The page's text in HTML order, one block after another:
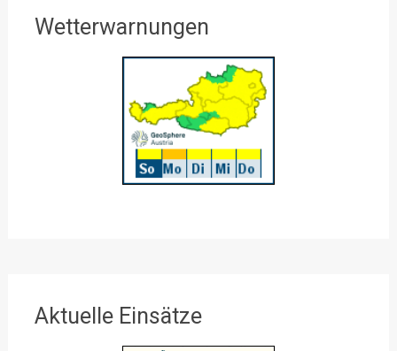
Wetterwarnungen
Aktuelle Einsätze